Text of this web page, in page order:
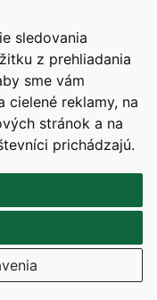
sledovania
z prehliadania
sme vám
cielené reklamy, na
stránok a na
prichádzajú.